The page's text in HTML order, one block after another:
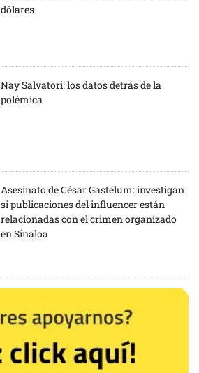
dólares
Nay Salvatori: los datos detrás de la
polémica
Asesinato de César Gastélum: investigan
si publicaciones del influencer están
relacionadas con el crimen organizado
en Sinaloa